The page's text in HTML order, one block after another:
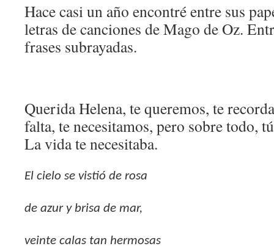
Hace casi un año encontré entre sus
letras de canciones de Mago de Oz.
frases subrayadas.
Querida Helena, te queremos, te
falta, te necesitamos, pero sobre todo,
La vida te necesitaba.
El cielo se vistió de rosa
de azur y brisa de mar,
veinte calas tan hermosas